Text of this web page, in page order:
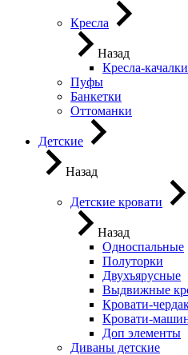
Кресла
Назад
Кресла-качалки
Пуфы
Банкетки
Оттоманки
Детские
Назад
Детские кровати
Назад
Односпальные
Полуторки
Двухъярусные
Выдвижные
Кровати-
Кровати-
Доп элементы
Диваны детские